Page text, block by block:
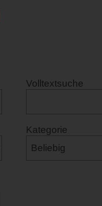
Volltextsuche
Kategorie